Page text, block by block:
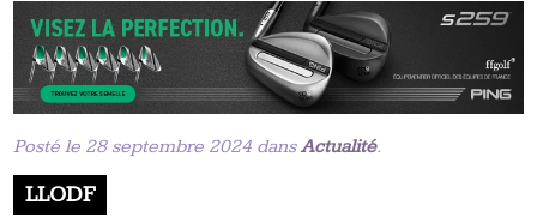
Posté le 28 septembre 2024 dansActualité.
LLODF